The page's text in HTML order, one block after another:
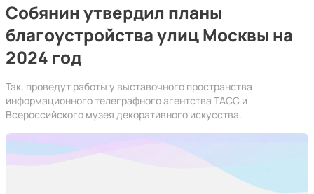
Собянин утвердил планы
благоустройства улиц Москвы на
2024 год
Так, проведут работы у выставочного пространства
информационного телеграфного агентства ТАСС и
Всероссийского музея декоративного искусства.